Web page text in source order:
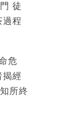
徒
過程
危
揭經
所終